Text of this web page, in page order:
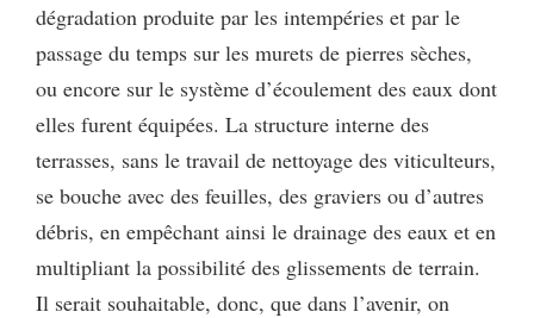
dégradation produite par les intempéries et par le
passage du temps sur les murets de pierres sèches,
ou encore sur le système d’écoulement des eaux dont
elles furent équipées. La structure interne des
terrasses, sans le travail de nettoyage des viticulteurs,
se bouche avec des feuilles, des graviers ou d’autres
débris, en empêchant ainsi le drainage des eaux et en
multipliant la possibilité des glissements de terrain.
Il serait souhaitable, donc, que dans l’avenir, on